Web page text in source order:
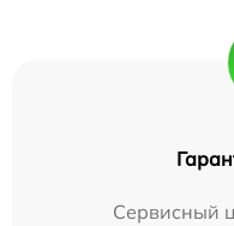
Сервисный